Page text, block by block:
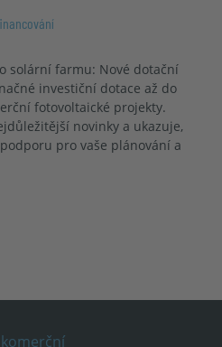
solární farmu: Nové dotační
investiční dotace až do
fotovoltaické projekty.
novinky a ukazuje,
pro vaše plánování a